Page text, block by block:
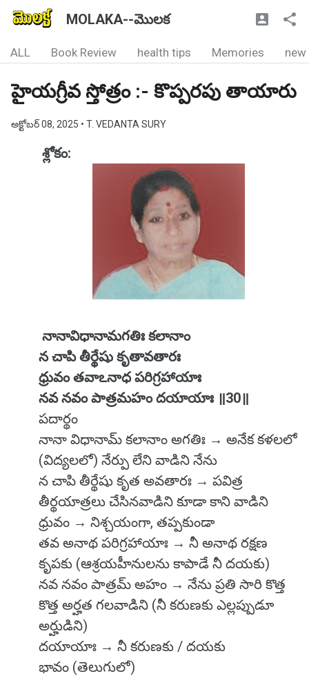
MOLAKA--మొలక
ALL Book Review health tips Memories new
హైయగ్రీవ స్తోత్రం :- కొప్పరపు తాయారు
అక్టోబర్ 08, 2025 • T. VEDANTA SURY
శ్లోకం:
నానావిధానామగతిః కలానాం
న చాపి తీర్థేషు కృతావతారః
ధ్రువం తవాఽనాధ పరిగ్రహాయాః
నవ నవం పాత్రమహం దయాయాః ॥30॥
పదార్థం
నానా విధానామ్ కలానాం అగతిః → అనేక కళలలో
(విద్యలలో) నేర్పు లేని వాడిని నేను
న చాపి తీర్థేషు కృత అవతారః → పవిత్ర
తీర్థయాత్రలు చేసినవాడిని కూడా కాని వాడిని
ధ్రువం → నిశ్చయంగా, తప్పకుండా
తవ అనాథ పరిగ్రహాయాః → నీ అనాథ రక్షణ
కృపకు (ఆశ్రయహీనులను కాపాడే నీ దయకు)
నవ నవం పాత్రమ్ అహం → నేను ప్రతి సారి కొత్త
కొత్త అర్హత గలవాడిని (నీ కరుణకు ఎల్లప్పుడూ
అర్హుడిని)
దయాయాః → నీ కరుణకు / దయకు
భావం (తెలుగులో)